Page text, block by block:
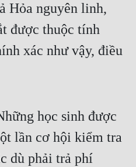
Hỏa nguyên linh,
được thuộc tính
xác như vậy, điều
học sinh được
lần cơ hội kiểm tra
dù phải trả phí